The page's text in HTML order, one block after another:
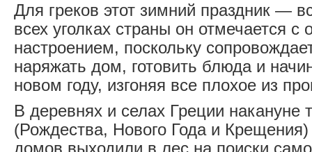
Для греков этот зимний праздник —
всех уголках страны он отмечается с
настроением, поскольку
наряжать дом, готовить блюда и
новом году, изгоняя все плохое из
В деревнях и селах Греции накануне
(Рождества, Нового Года и Крещения)
домов выходили в лес на поиски